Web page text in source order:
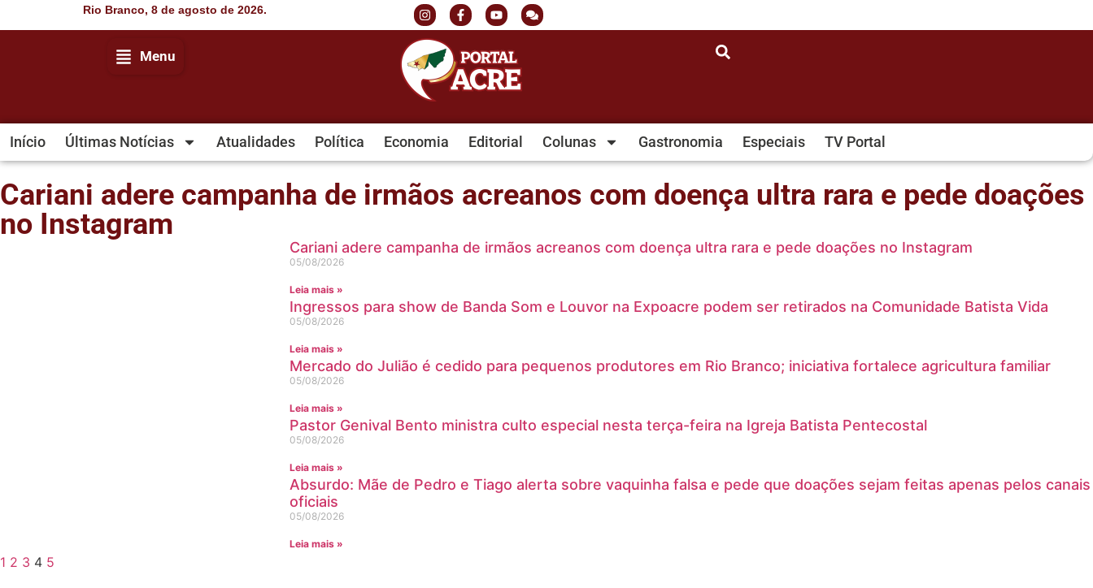
Rio Branco, 8 de agosto de 2026.
Menu
Início Últimas Notícias Atualidades Política Economia Editorial Colunas Gastronomia Especiais TV Portal
Cariani adere campanha de irmãos acreanos com doença ultra rara e pede doações
no Instagram
Cariani adere campanha de irmãos acreanos com doença ultra rara e pede doações no Instagram
05/08/2026
Leia mais »
Ingressos para show de Banda Som e Louvor na Expoacre podem ser retirados na Comunidade Batista Vida
05/08/2026
Leia mais »
Mercado do Julião é cedido para pequenos produtores em Rio Branco; iniciativa fortalece agricultura familiar
05/08/2026
Leia mais »
Pastor Genival Bento ministra culto especial nesta terça-feira na Igreja Batista Pentecostal
05/08/2026
Leia mais »
Absurdo: Mãe de Pedro e Tiago alerta sobre vaquinha falsa e pede que doações sejam feitas apenas pelos canais
oficiais
05/08/2026
Leia mais »
1 2 3 4 5